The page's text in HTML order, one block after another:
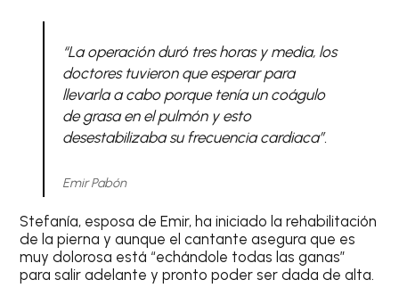
“La operación duró tres horas y media, los
doctores tuvieron que esperar para
llevarla a cabo porque tenía un coágulo
de grasa en el pulmón y esto
desestabilizaba su frecuencia cardiaca”.
Emir Pabón
Stefanía, esposa de Emir, ha iniciado la rehabilitación
de la pierna y aunque el cantante asegura que es
muy dolorosa está “echándole todas las ganas”
para salir adelante y pronto poder ser dada de alta.